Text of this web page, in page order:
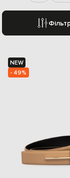
NEW
- 49%